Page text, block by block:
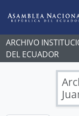
ARCHIVO
DEL ECUADOR